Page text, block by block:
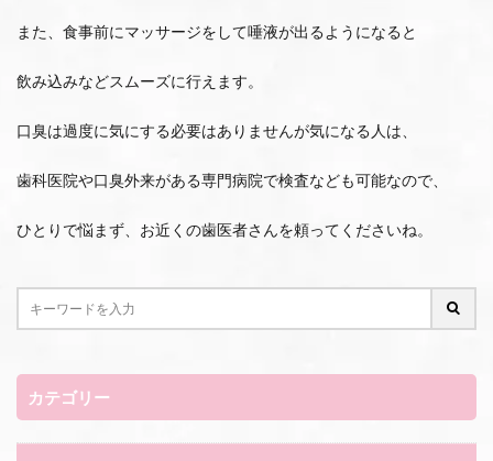
また、食事前にマッサージをして唾液が出るようになると
飲み込みなどスムーズに行えます。
口臭は過度に気にする必要はありませんが気になる人は、
歯科医院や口臭外来がある専門病院で検査なども可能なので、
ひとりで悩まず、お近くの歯医者さんを頼ってくださいね。
カテゴリー